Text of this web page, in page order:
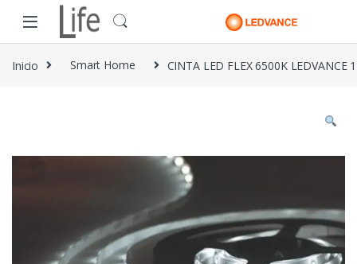
Skip to navigation
Skip to content
Inicio Smart Home CINTA LED FLEX 6500K LEDVANCE